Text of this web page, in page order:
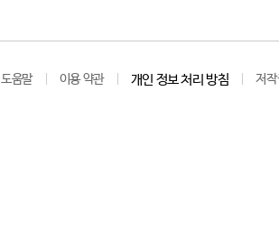
도움말 이용 약관 개인 정보 처리 방침 저